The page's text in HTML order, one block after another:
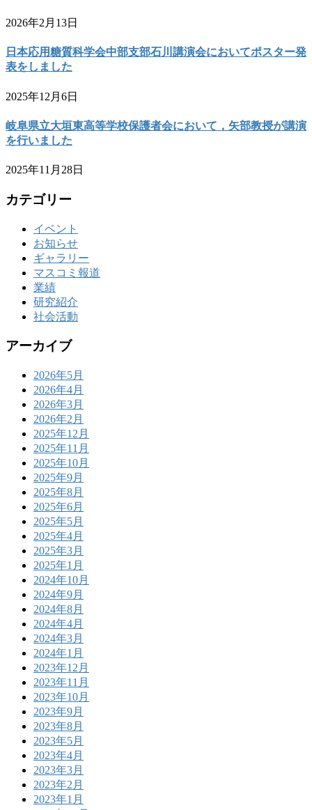
2026年2月13日
日本応用糖質科学会中部支部石川講演会においてポスター発
表をしました
2025年12月6日
岐阜県立大垣東高等学校保護者会において，矢部教授が講演
を行いました
2025年11月28日
カテゴリー
イベント
お知らせ
ギャラリー
マスコミ報道
業績
研究紹介
社会活動
アーカイブ
2026年5月
2026年4月
2026年3月
2026年2月
2025年12月
2025年11月
2025年10月
2025年9月
2025年8月
2025年6月
2025年5月
2025年4月
2025年3月
2025年1月
2024年10月
2024年9月
2024年8月
2024年4月
2024年3月
2024年1月
2023年12月
2023年11月
2023年10月
2023年9月
2023年8月
2023年5月
2023年4月
2023年3月
2023年2月
2023年1月